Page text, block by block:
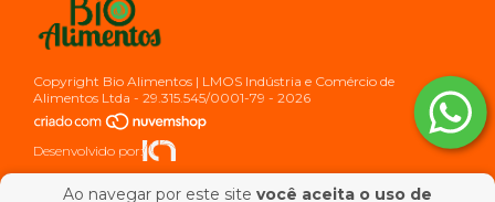
Ao navegar por este site você aceita o uso de
Copyright Bio Alimentos | LMOS Indústria e Comércio de
Alimentos Ltda - 29.315.545/0001-79 - 2026
Desenvolvido por: